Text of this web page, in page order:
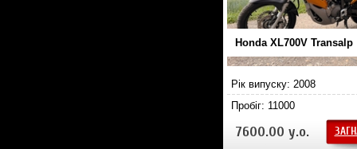
Honda XL700V Transalp
Рік випуску: 2008
Пробіг: 11000
7600.00 у.о.